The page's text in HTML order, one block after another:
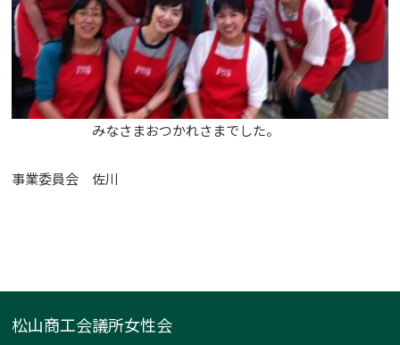
みなさまおつかれさまでした。
事業委員会 佐川
松山商工会議所女性会